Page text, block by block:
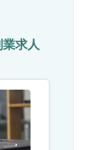
求人